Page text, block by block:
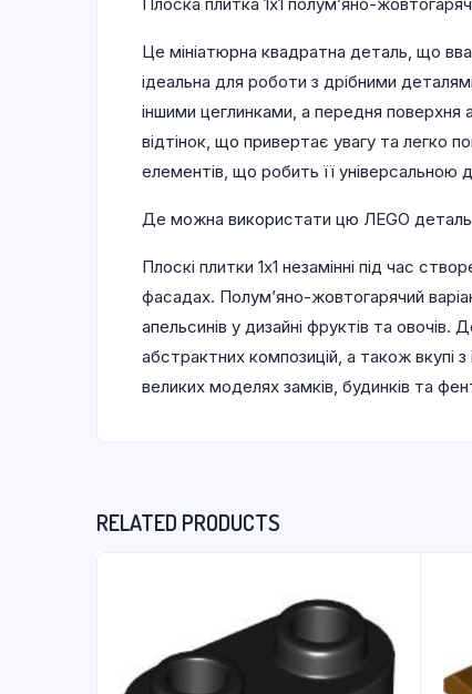
Це мініатюрна квадратна деталь, що
ідеальна для роботи з дрібними
іншими цеглинками, а передня
відтінок, що привертає увагу та легко
елементів, що робить її універсальною
Де можна використати цю ЛEGO деталь
Плоскі плитки 1х1 незамінні під час
фасадах. Полум’яно-жовтогарячий
апельсинів у дизайні фруктів та
абстрактних композицій, а також вкупі
великих моделях замків, будинків та
RELATED PRODUCTS